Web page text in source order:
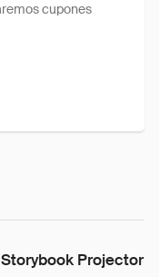
cupones
Projector